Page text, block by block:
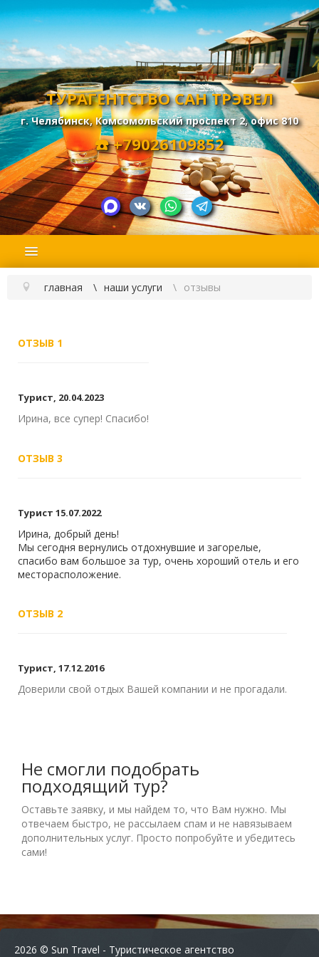
ТУРАГЕНТСТВО САН ТРЭВЕЛ
г. Челябинск, Комсомольский проспект 2, офис 810
☎️+79026109852
главная наши услуги отзывы
ОТЗЫВ 1
Турист, 20.04.2023
Ирина, все супер! Спасибо!
ОТЗЫВ 3
Турист 15.07.2022
Ирина, добрый день!
Мы сегодня вернулись отдохнувшие и загорелые,
спасибо вам большое за тур, очень хороший отель и его
месторасположение.
ОТЗЫВ 2
Турист, 17.12.2016
Доверили свой отдых Вашей компании и не прогадали.
Не смогли подобрать
подходящий тур?
Оставьте заявку, и мы найдем то, что Вам нужно. Мы
отвечаем быстро, не рассылаем спам и не навязываем
дополнительных услуг. Просто попробуйте и убедитесь
сами!
2026 © Sun Travel - Туристическое агентство